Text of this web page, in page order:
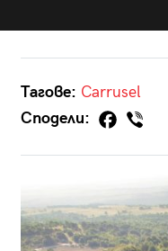
Тагове: Carrusel
Сподели: